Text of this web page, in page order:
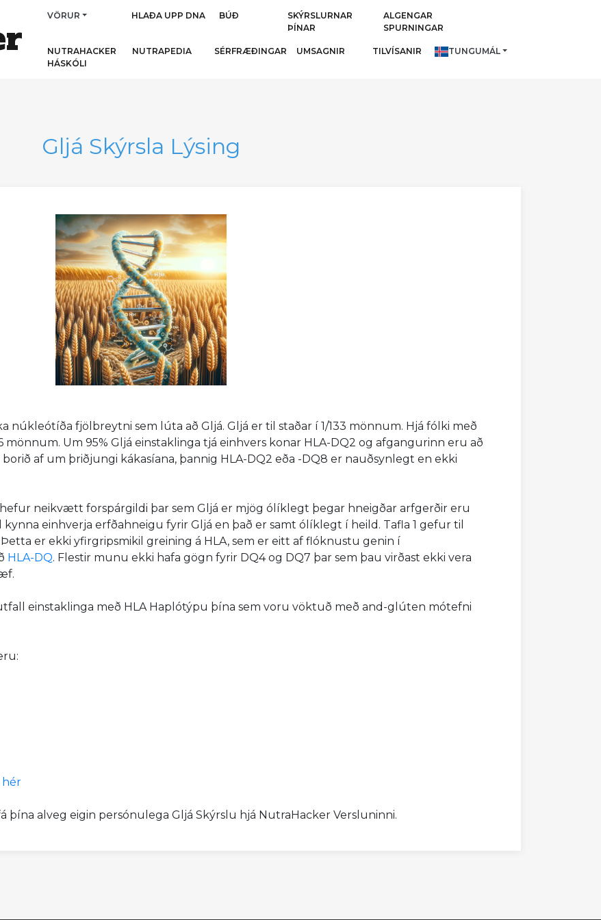
VÖRUR HLAÐA UPP DNA BÚÐ
SKÝRSLURNAR
ÞÍNAR
ALGENGAR
SPURNINGAR
NUTRAHACKER
HÁSKÓLI
NUTRAPEDIA SÉRFRÆÐINGAR UMSAGNIR TILVÍSANIR TUNGUMÁL
Gljá Skýrsla Lýsing
núkleótíða fjölbreytni sem lúta að Gljá. Gljá er til staðar í 1/133 mönnum. Hjá fólki með
mönnum. Um 95% Gljá einstaklinga tjá einhvers konar HLA-DQ2 og afgangurinn eru að
af um þriðjungi kákasíana, þannig HLA-DQ2 eða -DQ8 er nauðsynlegt en ekki
hefur neikvætt forspárgildi þar sem Gljá er mjög ólíklegt þegar hneigðar arfgerðir eru
einhverja erfðahneigu fyrir Gljá en það er samt ólíklegt í heild. Tafla 1 gefur til
Þetta er ekki yfirgripsmikil greining á HLA, sem er eitt af flóknustu genin í
HLA-DQ. Flestir munu ekki hafa gögn fyrir DQ4 og DQ7 þar sem þau virðast ekki vera
einstaklinga með HLA Haplótýpu þína sem voru vöktuð með and-glúten mótefni
þína alveg eigin persónulega Gljá Skýrslu hjá NutraHacker Versluninni.